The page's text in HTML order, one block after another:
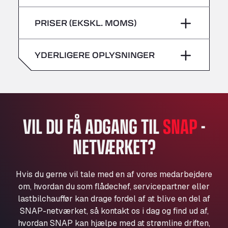
All 4 Trucks
Klaverbladstaat 21, 3560
American Truck Wash
Av. des Etats-Unis 90, 6041
Aut. A4 Salida 288 Pol. Ind. del Guadiel, 23210
AP7 Salida 2, C/ Bassegoda, 4, 17700
Andamur Pamplona
A-15 Salida Imarcoain, 31119
Andamur San Roman II
Aut A1 Exit 385, 01207
Anglia Motel
Washway Road, PE12 8LT
Anpol Sp. z o.o.
Ul. Torunska 147, 85884
lørdag –
lørdag –
PRISER (EKSKL. MOMS)
YDERLIGERE OPLYSNINGER
VIL DU FÅ ADGANG TILSNAP-
NETVÆRKET?
Hvis du gerne vil tale med en af vores medarbejdere
om, hvordan du som flådechef, servicepartner eller
lastbilchauffør kan drage fordel af at blive en del af
SNAP-netværket, så kontakt os i dag og find ud af,
hvordan SNAP kan hjælpe med at strømline driften,